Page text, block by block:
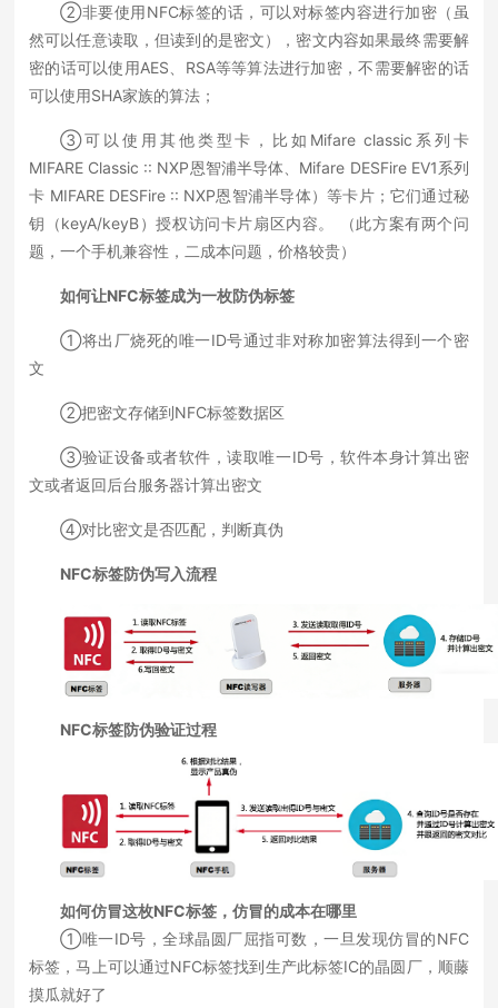
②非要使用NFC标签的话，可以对标签内容进行加密（虽
然可以任意读取，但读到的是密文），密文内容如果最终需要解
密的话可以使用AES、RSA等等算法进行加密，不需要解密的话
可以使用SHA家族的算法；
③可以使用其他类型卡，比如Mifare classic系列卡
MIFARE Classic :: NXP恩智浦半导体、Mifare DESFire EV1系列
卡 MIFARE DESFire :: NXP恩智浦半导体）等卡片；它们通过秘
钥（keyA/keyB）授权访问卡片扇区内容。 （此方案有两个问
题，一个手机兼容性，二成本问题，价格较贵）
如何让NFC标签成为一枚防伪标签
①将出厂烧死的唯一ID号通过非对称加密算法得到一个密
文
②把密文存储到NFC标签数据区
③验证设备或者软件，读取唯一ID号，软件本身计算出密
文或者返回后台服务器计算出密文
④对比密文是否匹配，判断真伪
NFC标签防伪写入流程
NFC标签防伪验证过程
如何仿冒这枚NFC标签，仿冒的成本在哪里
①唯一ID号，全球晶圆厂屈指可数，一旦发现仿冒的NFC
标签，马上可以通过NFC标签找到生产此标签IC的晶圆厂，顺藤
摸瓜就好了